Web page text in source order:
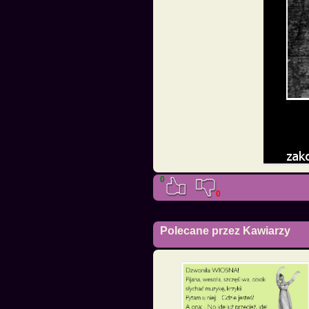
0
0
Polecane przez Kawiarzy